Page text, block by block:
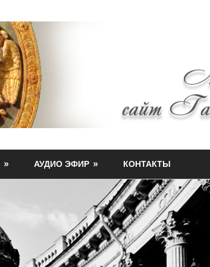
АУДИО ЭФИР КОНТАКТЫ